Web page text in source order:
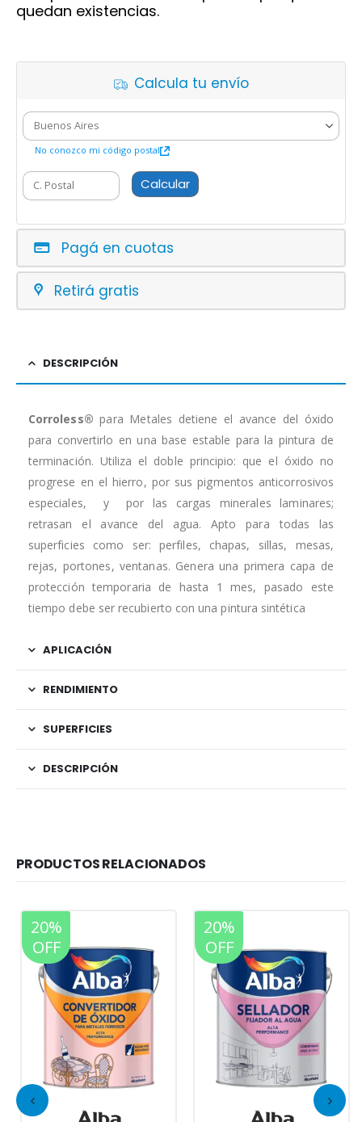
quedan existencias.
Calcula tu envío
No conozco mi código postal
Calcular
Pagá en cuotas
Retirá gratis
DESCRIPCIÓN
Corroless®para Metales detiene el avance del óxido
para convertirlo en una base estable para la pintura de
terminación. Utiliza el doble principio: que el óxido no
progrese en el hierro, por sus pigmentos anticorrosivos
especiales, y por las cargas minerales laminares;
retrasan el avance del agua. Apto para todas las
superficies como ser: perfiles, chapas, sillas, mesas,
rejas, portones, ventanas. Genera una primera capa de
protección temporaria de hasta 1 mes, pasado este
tiempo debe ser recubierto con una pintura sintética
APLICACIÓN
RENDIMIENTO
SUPERFICIES
DESCRIPCIÓN
PRODUCTOS RELACIONADOS
20%
OFF
20%
OFF